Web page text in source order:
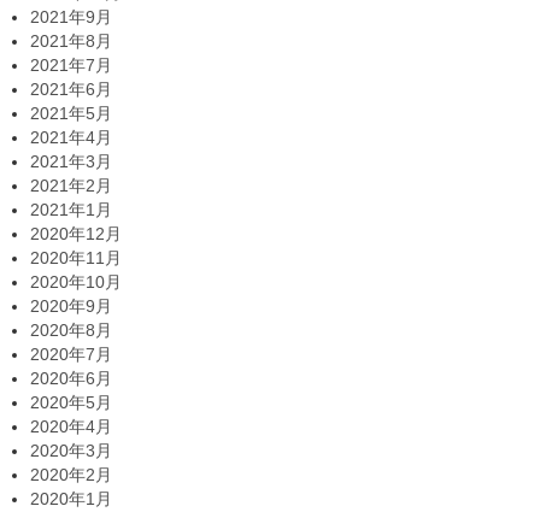
2021年9月
2021年8月
2021年7月
2021年6月
2021年5月
2021年4月
2021年3月
2021年2月
2021年1月
2020年12月
2020年11月
2020年10月
2020年9月
2020年8月
2020年7月
2020年6月
2020年5月
2020年4月
2020年3月
2020年2月
2020年1月